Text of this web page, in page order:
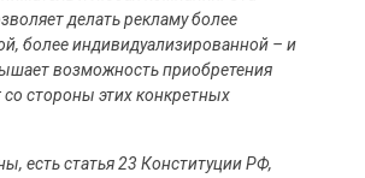
делать рекламу более
более индивидуализированной – и
возможность приобретения
со стороны этих конкретных
есть статья 23 Конституции РФ,